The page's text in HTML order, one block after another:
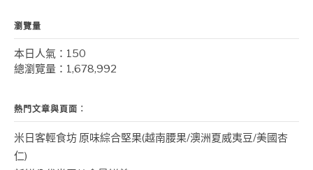
瀏覽量
本日人氣：150
總瀏覽量：1,678,992
熱門文章與頁面︰
米日客輕食坊 原味綜合堅果(越南腰果/澳洲夏威夷豆/美國杏
仁)